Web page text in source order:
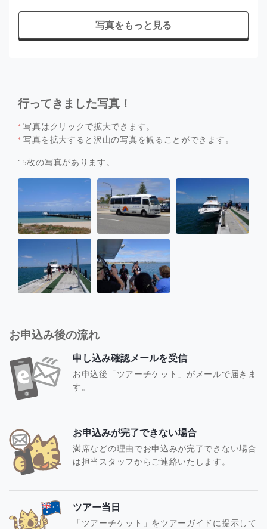
写真をもっと見る
行ってきました写真！
* 写真はクリックで拡大できます。
* 写真を拡大すると沢山の写真を観ることができます。
15枚の写真があります。
お申込み後の流れ
申し込み確認メールを受信
お申込後「ツアーチケット」がメールで届きま
す。
お申込みが完了できない場合
満席などの理由でお申込みが完了できない場合
は担当スタッフからご連絡いたします。
ツアー当日
「ツアーチケット」をツアーガイドに提示して